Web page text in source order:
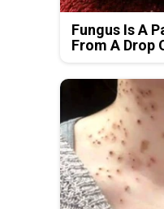
Fungus Is A
From A Drop